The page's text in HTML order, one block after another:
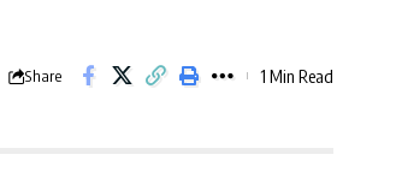
Share 1 Min Read